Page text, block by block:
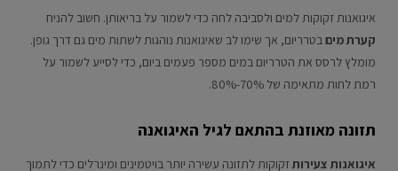
איגואנות זקוקות למים ולסביבה לחה כדי לשמור על בריאותן. חשוב להניח
קערת מיםבטרריום, אך שימו לב שאיגואנות נוהגות לשתות מים גם דרך גופן.
מומלץ לרסס את הטרריום במים מספר פעמים ביום, כדי לסייע לשמור על
רמת לחות מתאימה של 70%-80%.
תזונה מאוזנת בהתאם לגיל האיגואנה
איגואנות צעירותזקוקות לתזונה עשירה יותר בויטמינים ומינרלים כדי לתמוך